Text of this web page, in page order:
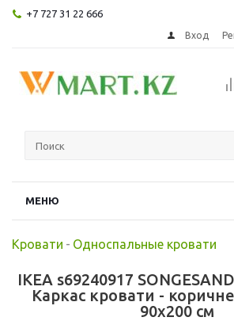
+7 727 31 22 666
Вход
МЕНЮ
Кровати - Односпальные кровати
IKEA s69240917
Каркас кровати -
90x200 см